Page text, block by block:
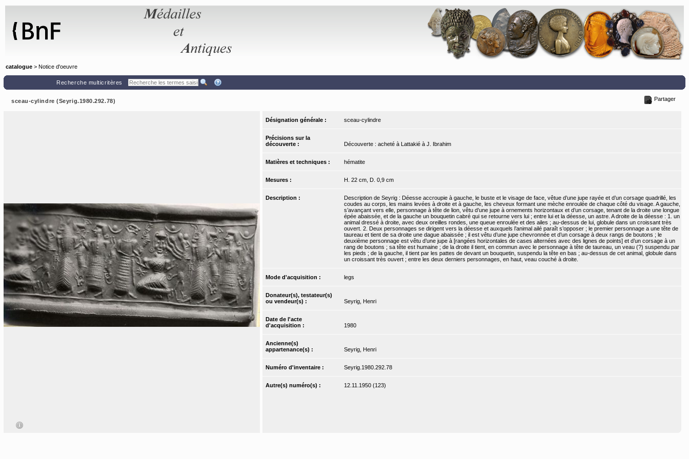
catalogue > Notice d'oeuvre
Recherche multicritères
sceau-cylindre (Seyrig.1980.292.78) Partager
Désignation générale : sceau-cylindre
Précisions sur la
découverte :
Découverte : acheté à Lattakié à J. Ibrahim
Matières et techniques : hématite
Mesures : H. 22 cm, D. 0,9 cm
Description :
Description de Seyrig : Déesse accroupie à gauche, le buste et le visage de face, vêtue d’une jupe rayée et d’un corsage quadrillé, les
coudes au corps, les mains levées à droite et à gauche, les cheveux formant une mèche enroulée de chaque côté du visage. A gauche,
s’avançant vers elle, personnage à tête de lion, vêtu d’une jupe à ornements horizontaux et d’un corsage, tenant de la droite une longue
épée abaissée, et de la gauche un bouquetin cabré qui se retourne vers lui ; entre lui et la déesse, un astre. A droite de la déesse : 1. un
animal dressé à droite, avec deux oreilles rondes, une queue enroulée et des ailes ; au-dessus de lui, globule dans un croissant très
ouvert. 2. Deux personnages se dirigent vers la déesse et auxquels l’animal ailé paraît s’opposer ; le premier personnage a une tête de
taureau et tient de sa droite une dague abaissée ; il est vêtu d’une jupe chevronnée et d’un corsage à deux rangs de boutons ; le
deuxième personnage est vêtu d’une jupe à [rangées horizontales de cases alternées avec des lignes de points] et d’un corsage à un
rang de boutons ; sa tête est humaine ; de la droite il tient, en commun avec le personnage à tête de taureau, un veau (?) suspendu par
les pieds ; de la gauche, il tient par les pattes de devant un bouquetin, suspendu la tête en bas ; au-dessus de cet animal, globule dans
un croissant très ouvert ; entre les deux derniers personnages, en haut, veau couché à droite.
Mode d'acquisition : legs
Donateur(s), testateur(s)
ou vendeur(s) :
Seyrig, Henri
Date de l'acte
d'acquisition :
1980
Ancienne(s)
appartenance(s) :
Seyrig, Henri
Numéro d'inventaire : Seyrig.1980.292.78
Autre(s) numéro(s) : 12.11.1950 (123)